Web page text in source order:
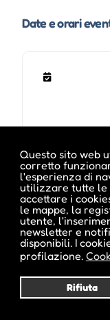
Questo sito web
corretto
l'esperienza di
utilizzare tutte le
accettare i
le mappe, la
utente,
newsletter e
disponibili. I
profilazione.
Rifiuta
Date e orari
Pubblicato da :